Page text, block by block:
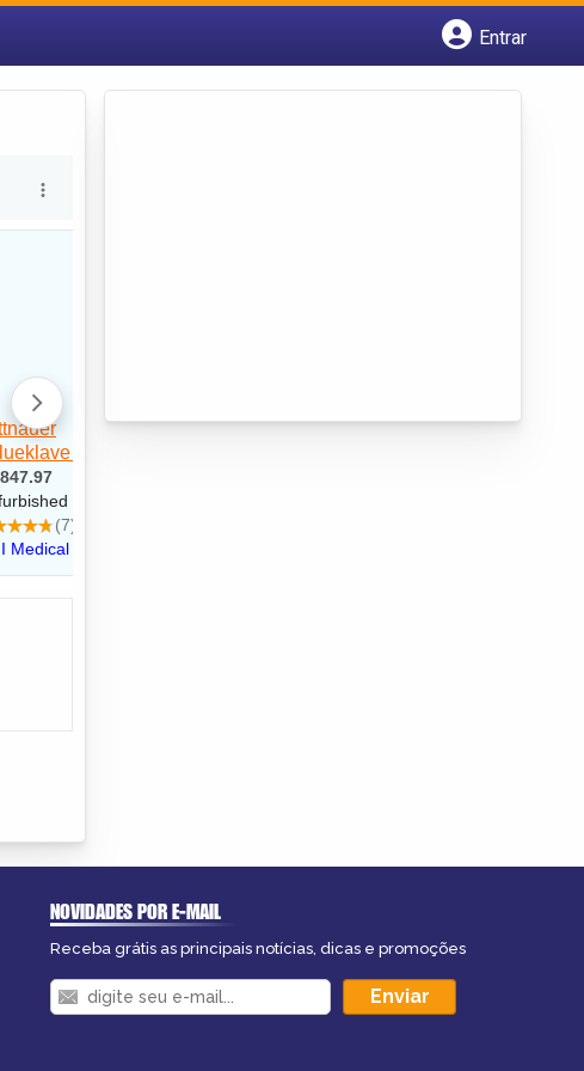
Entrar
NOVIDADES POR E-MAIL
Receba grátis as principais notícias, dicas e promoções